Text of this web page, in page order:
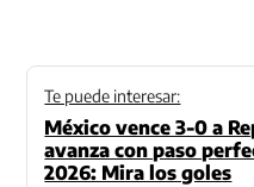
Te puede interesar:
México vence 3-0 a
avanza con paso
2026: Mira los goles